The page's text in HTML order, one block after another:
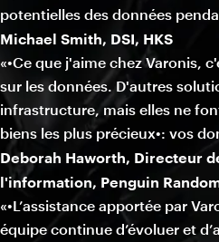
potentielles des données
Michael Smith, DSI, HKS
«•Ce que j'aime chez Varonis,
sur les données. D'autres
infrastructure, mais elles ne
biens les plus précieux•: vos
Deborah Haworth, Directeur
l'information, Penguin
«•L’assistance apportée par
équipe continue d’évoluer et